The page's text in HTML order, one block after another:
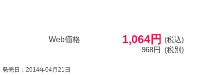
Web価格 1,064円
(税込)
968円 (税別)
発売日：2014年04月21日